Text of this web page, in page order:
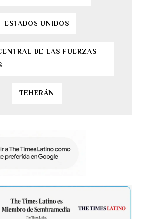
ESTADOS UNIDOS
DE LAS FUERZAS
TEHERÁN